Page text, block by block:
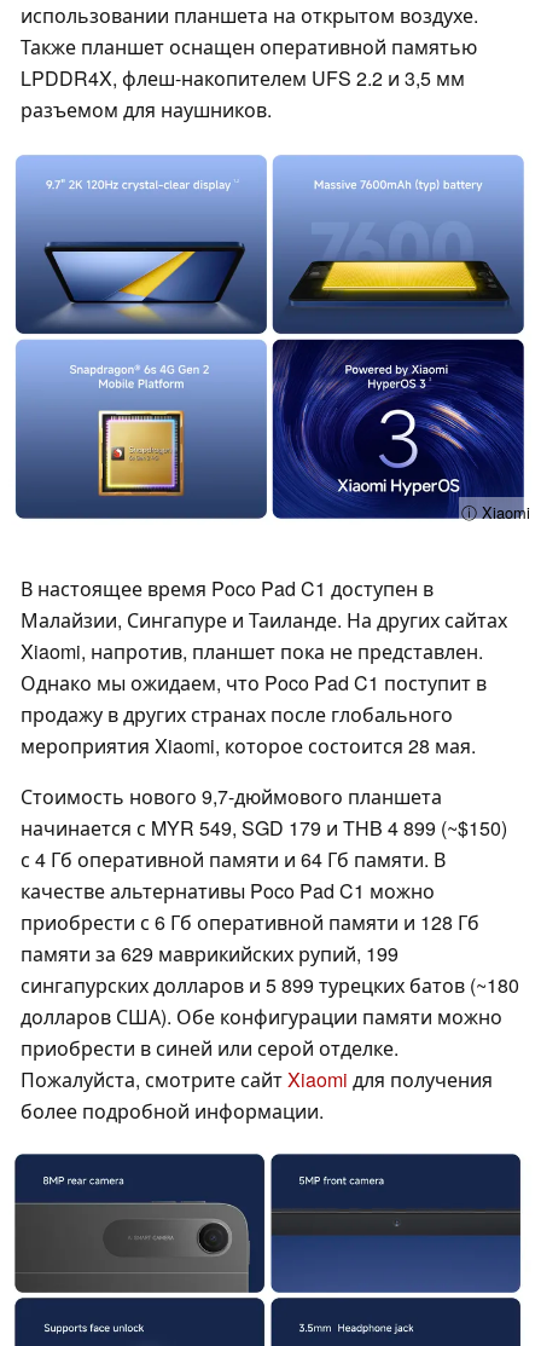
использовании планшета на открытом воздухе.
Также планшет оснащен оперативной памятью
LPDDR4X, флеш-накопителем UFS 2.2 и 3,5 мм
разъемом для наушников.
ⓘ Xiaomi
В настоящее время Poco Pad C1 доступен в
Малайзии, Сингапуре и Таиланде. На других сайтах
Xiaomi, напротив, планшет пока не представлен.
Однако мы ожидаем, что Poco Pad C1 поступит в
продажу в других странах после глобального
мероприятия Xiaomi, которое состоится 28 мая.
Стоимость нового 9,7-дюймового планшета
начинается с MYR 549, SGD 179 и THB 4 899 (~$150)
с 4 Гб оперативной памяти и 64 Гб памяти. В
качестве альтернативы Poco Pad C1 можно
приобрести с 6 Гб оперативной памяти и 128 Гб
памяти за 629 маврикийских рупий, 199
сингапурских долларов и 5 899 турецких батов (~180
долларов США). Обе конфигурации памяти можно
приобрести в синей или серой отделке.
Пожалуйста, смотрите сайтXiaomi для получения
более подробной информации.